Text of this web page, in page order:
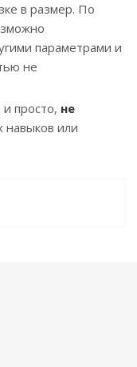
в размер. По
параметрами и
не
просто, не
навыков или